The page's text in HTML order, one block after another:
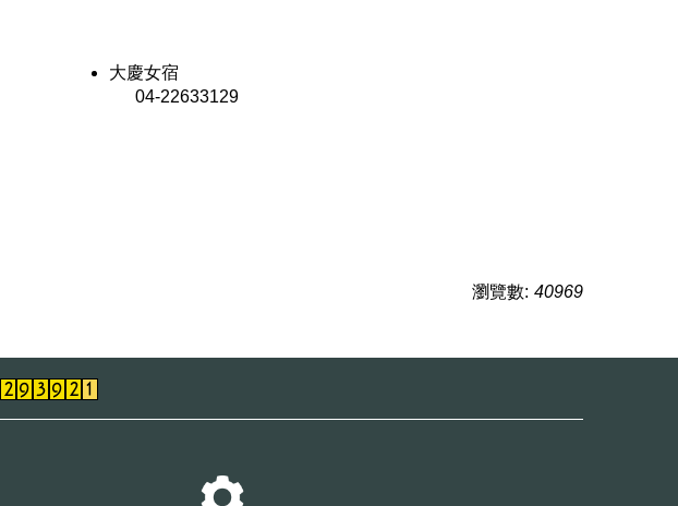
大慶女宿
04-22633129
瀏覽數: 40969